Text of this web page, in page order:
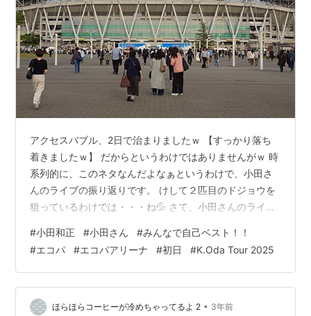
アクセスバブル、2日で治まりましたｗ 【すっかり落ち
着きましたｗ】 だからというわけではありませんがｗ 時
系列的に、このネタなんだよなぁというわけで、小田さ
んのライブの振り返りです。 けして２匹目のドジョウを
狙っているわけでは・・・ね💦 さて、小田さんのライブ
ず、エコパアリーナは絶対行きたい！地元だし！ でも、
開催は平日なんですよね・・・。 次の日、仕事かぁと思
うと、木曜日よりは金曜日を選びたいところ。でも、同
じ考えの人も多いよなぁ。特に、県外勢は木曜日より金
曜日を選んでくることでしょう。恐らく大丈夫だろうと
#小田和正 #小田さん #みんなで自己ベスト！！
#エコパ #エコパアリーナ #初日 #K.Oda Tour 2025
ほらほらコーヒーが冷めちゃってるよ 2 • 3年前